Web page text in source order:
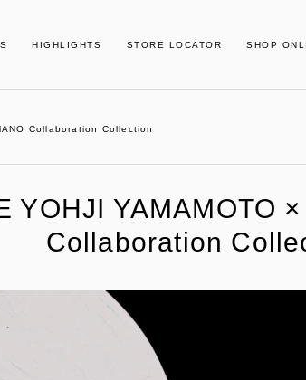
HIGHLIGHTS STORE LOCATOR SHOP
Collaboration Collection
YOHJI YAMAMOTO
Collaboration